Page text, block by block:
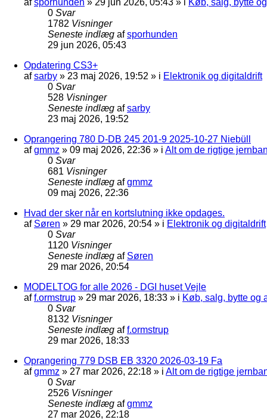
0 Svar
1782 Visninger
Seneste indlæg afsporhunden
29 jun 2026, 05:43
Opdatering CS3+
afsarby » 23 maj 2026, 19:52 » i Elektronik og digitaldrift
0 Svar
528 Visninger
Seneste indlæg afsarby
23 maj 2026, 19:52
Oprangering 780 D-DB 245 201-9 2025-10-27 Niebüll
afgmmz » 09 maj 2026, 22:36 » i Alt om de rigtige
0 Svar
681 Visninger
Seneste indlæg afgmmz
09 maj 2026, 22:36
Hvad der sker når en kortslutning ikke opdages.
af Søren » 29 mar 2026, 20:54 » i Elektronik og digitaldrift
0 Svar
1120 Visninger
Seneste indlæg af Søren
29 mar 2026, 20:54
MODELTOG for alle 2026 - DGI huset Vejle
aff.ormstrup » 29 mar 2026, 18:33 » i Køb, salg, bytte og
0 Svar
8132 Visninger
Seneste indlæg aff.ormstrup
29 mar 2026, 18:33
Oprangering 779 DSB EB 3320 2026-03-19 Fa
afgmmz » 27 mar 2026, 22:18 » i Alt om de rigtige
0 Svar
2526 Visninger
Seneste indlæg afgmmz
27 mar 2026, 22:18